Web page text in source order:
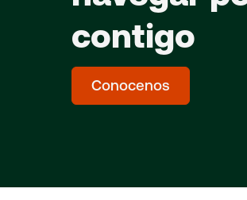
contigo
Conocenos